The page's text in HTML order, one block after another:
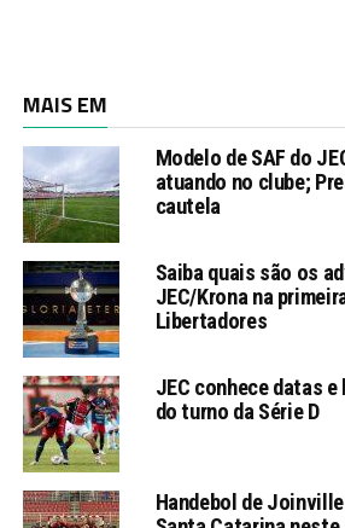
MAIS EM
Modelo de SAF do
atuando no clube;
cautela
Saiba quais são os
JEC/Krona na
Libertadores
JEC conhece datas
do turno da Série D
Handebol de